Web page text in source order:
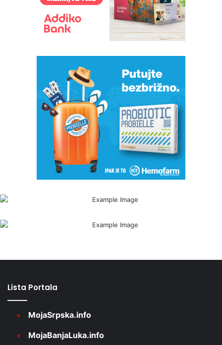
Lista Portala
MojaSrpska.info
MojaBanjaLuka.info